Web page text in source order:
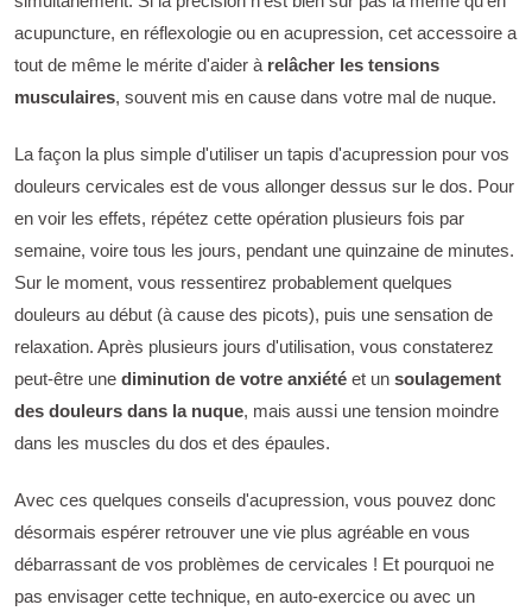
acupuncture, en réflexologie ou en acupression, cet accessoire a
tout de même le mérite d'aider à relâcher les tensions
musculaires, souvent mis en cause dans votre mal de nuque.
La façon la plus simple d'utiliser un tapis d'acupression pour vos
douleurs cervicales est de vous allonger dessus sur le dos. Pour
en voir les effets, répétez cette opération plusieurs fois par
semaine, voire tous les jours, pendant une quinzaine de minutes.
Sur le moment, vous ressentirez probablement quelques
douleurs au début (à cause des picots), puis une sensation de
relaxation. Après plusieurs jours d'utilisation, vous constaterez
peut-être une diminution de votre anxiété et un soulagement
des douleurs dans la nuque, mais aussi une tension moindre
dans les muscles du dos et des épaules.
Avec ces quelques conseils d'acupression, vous pouvez donc
désormais espérer retrouver une vie plus agréable en vous
débarrassant de vos problèmes de cervicales ! Et pourquoi ne
pas envisager cette technique, en auto-exercice ou avec un